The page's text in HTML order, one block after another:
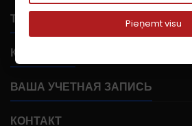
ТОВАРЫ
КОМПАНИЯ
ВАША УЧЕТНАЯ ЗАПИСЬ
КОНТАКТ
Pieņemt visu